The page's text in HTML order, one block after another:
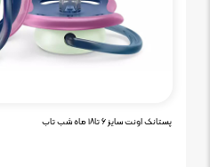
پستانک اونت سایز ۶ تا۱۸ ماه شب تاب